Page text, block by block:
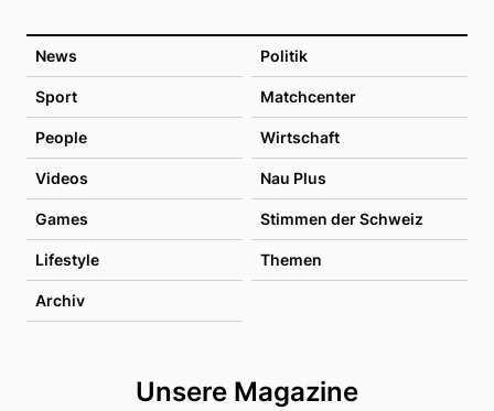
News Politik
Sport Matchcenter
People Wirtschaft
Videos Nau Plus
Games Stimmen der Schweiz
Lifestyle Themen
Archiv
Unsere Magazine